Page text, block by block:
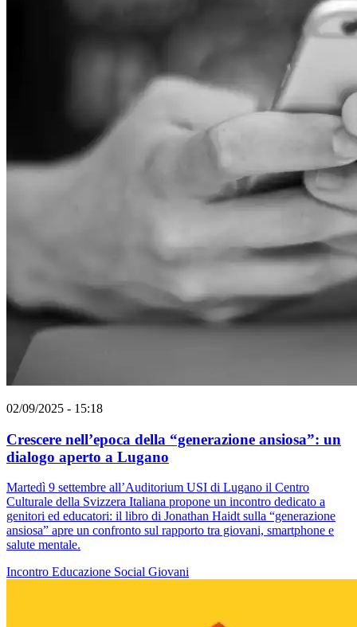
02/09/2025 - 15:18
Crescere nell’epoca della “generazione ansiosa”: un
dialogo aperto a Lugano
Martedì 9 settembre all’Auditorium USI di Lugano il Centro
Culturale della Svizzera Italiana propone un incontro dedicato a
genitori ed educatori: il libro di Jonathan Haidt sulla “generazione
ansiosa” apre un confronto sul rapporto tra giovani, smartphone e
salute mentale.
Incontro Educazione Social Giovani